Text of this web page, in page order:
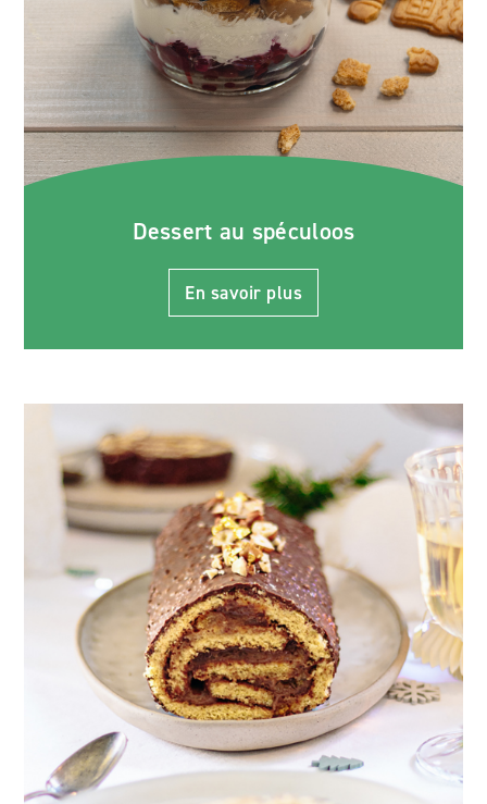
Dessert au spéculoos
En savoir plus